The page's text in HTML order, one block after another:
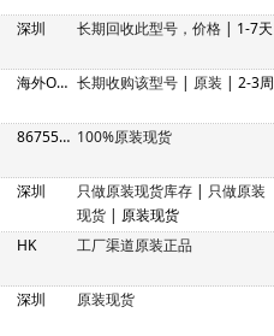
深圳 长期回收此型号，价格 | 1-7天
海外OEM 长期收购该型号 | 原装 | 2-3周
86755/852 100%原装现货
深圳 只做原装现货库存 | 只做原装
现货 | 原装现货
HK 工厂渠道原装正品
深圳 原装现货